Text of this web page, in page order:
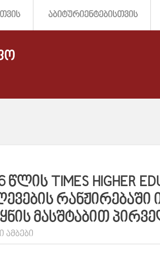
ᲐᲑᲘᲢᲣᲠᲘᲔᲜᲢᲔᲑᲘᲡᲗᲕᲘᲡ
ᲬᲚᲘᲡ TIMES HIGHER
ᲛᲐᲡᲨᲢᲐᲑᲘᲗ
ᲐᲛᲑᲔᲑᲘ